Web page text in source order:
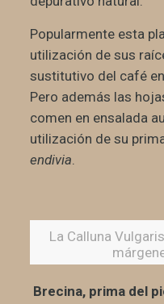
Popularmente esta
utilización de sus
sustitutivo del café
Pero además las
comen en ensalada
utilización de su
endivia.
La Calluna
Brecina, prima del